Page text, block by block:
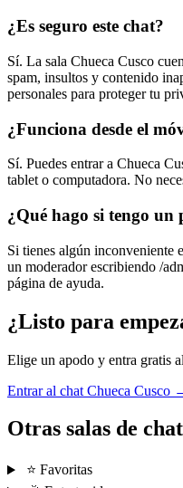
¿Es seguro este chat?
Sí. La sala Chueca Cusco
spam, insultos y contenido
personales para proteger tu
¿Funciona desde el
Sí. Puedes entrar a Chueca
tablet o computadora. No
¿Qué hago si tengo un
Si tienes algún inconveniente
un moderador escribiendo /
página de ayuda.
¿Listo para
Elige un apodo y entra gratis
Entrar al chat Chueca Cusco
Otras salas de
⭐ Favoritas